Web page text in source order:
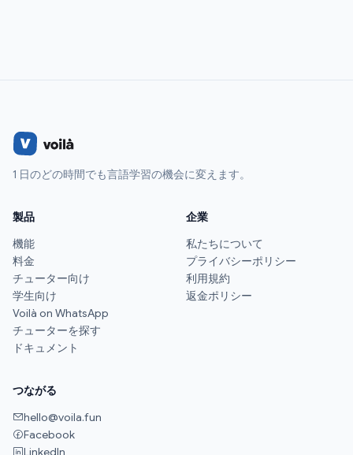
1 日のどの時間でも言語学習の機会に変えます。
製品
機能
料金
チューター向け
学生向け
Voilà on WhatsApp
チューターを探す
ドキュメント
企業
私たちについて
プライバシーポリシー
利用規約
返金ポリシー
つながる
hello@voila.fun
Facebook
LinkedIn